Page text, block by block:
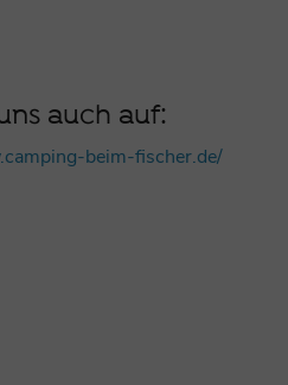
auch auf:
beim-fischer.de/